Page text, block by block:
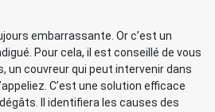
embarrassante. Or c’est un
Pour cela, il est conseillé de vous
un couvreur qui peut intervenir dans
C’est une solution efficace
Il identifiera les causes des